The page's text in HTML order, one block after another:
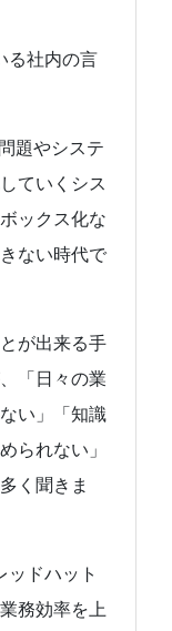
る社内の言
題やシステ
ていくシス
ックス化な
ない時代で
が出来る手
「日々の業
い」「知識
られない」
く聞きま
ドハット
務効率を上